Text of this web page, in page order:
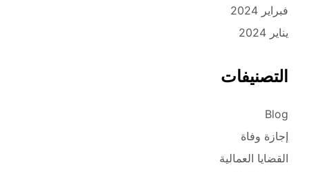
فبراير 2024
يناير 2024
التصنيفات
Blog
إجازة وفاة
القضايا العمالية